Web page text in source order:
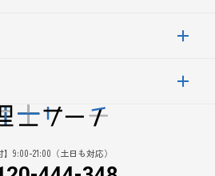
】9:00-21:00（土日も対応）